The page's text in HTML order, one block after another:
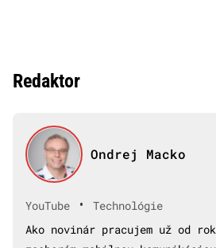
Redaktor
Ondrej Macko
YouTube •
Technológie
Ako novinár pracujem už od